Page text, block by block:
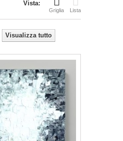
Vista:
Griglia Lista
Visualizza tutto